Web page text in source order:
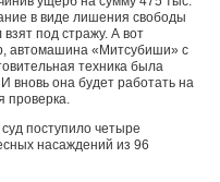
в виде лишения свободы
под стражу. А вот
авто­машина «Митсубиши» с
техника была
вновь она будет работать на
проверка.
поступи­ло четыре
на­саждений из 96